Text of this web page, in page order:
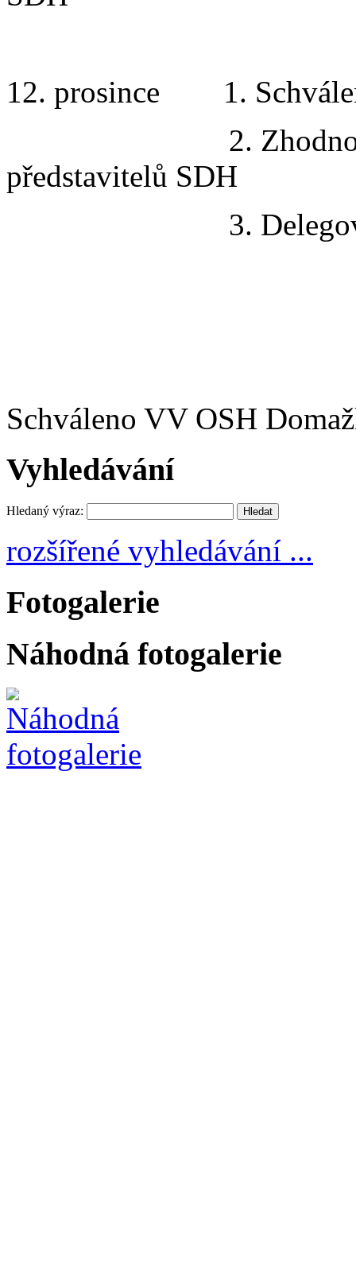
12. prosince 1.
2. Zhodnocení
představitelů SDH
3. Delegování
Schváleno VV OSH
Vyhledávání
Hledaný výraz:
rozšířené vyhledávání ...
Fotogalerie
Náhodná fotogalerie